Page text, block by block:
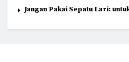
Jangan Pakai Sepatu Lari: